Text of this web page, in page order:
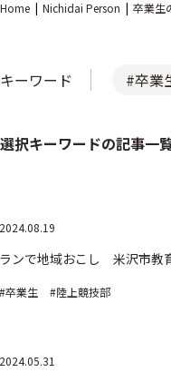
Home Nichidai Person 卒業生
キーワード #卒業
選択キーワードの記事一
ンで地域おこし 米沢市教
卒業生 #陸上競技部